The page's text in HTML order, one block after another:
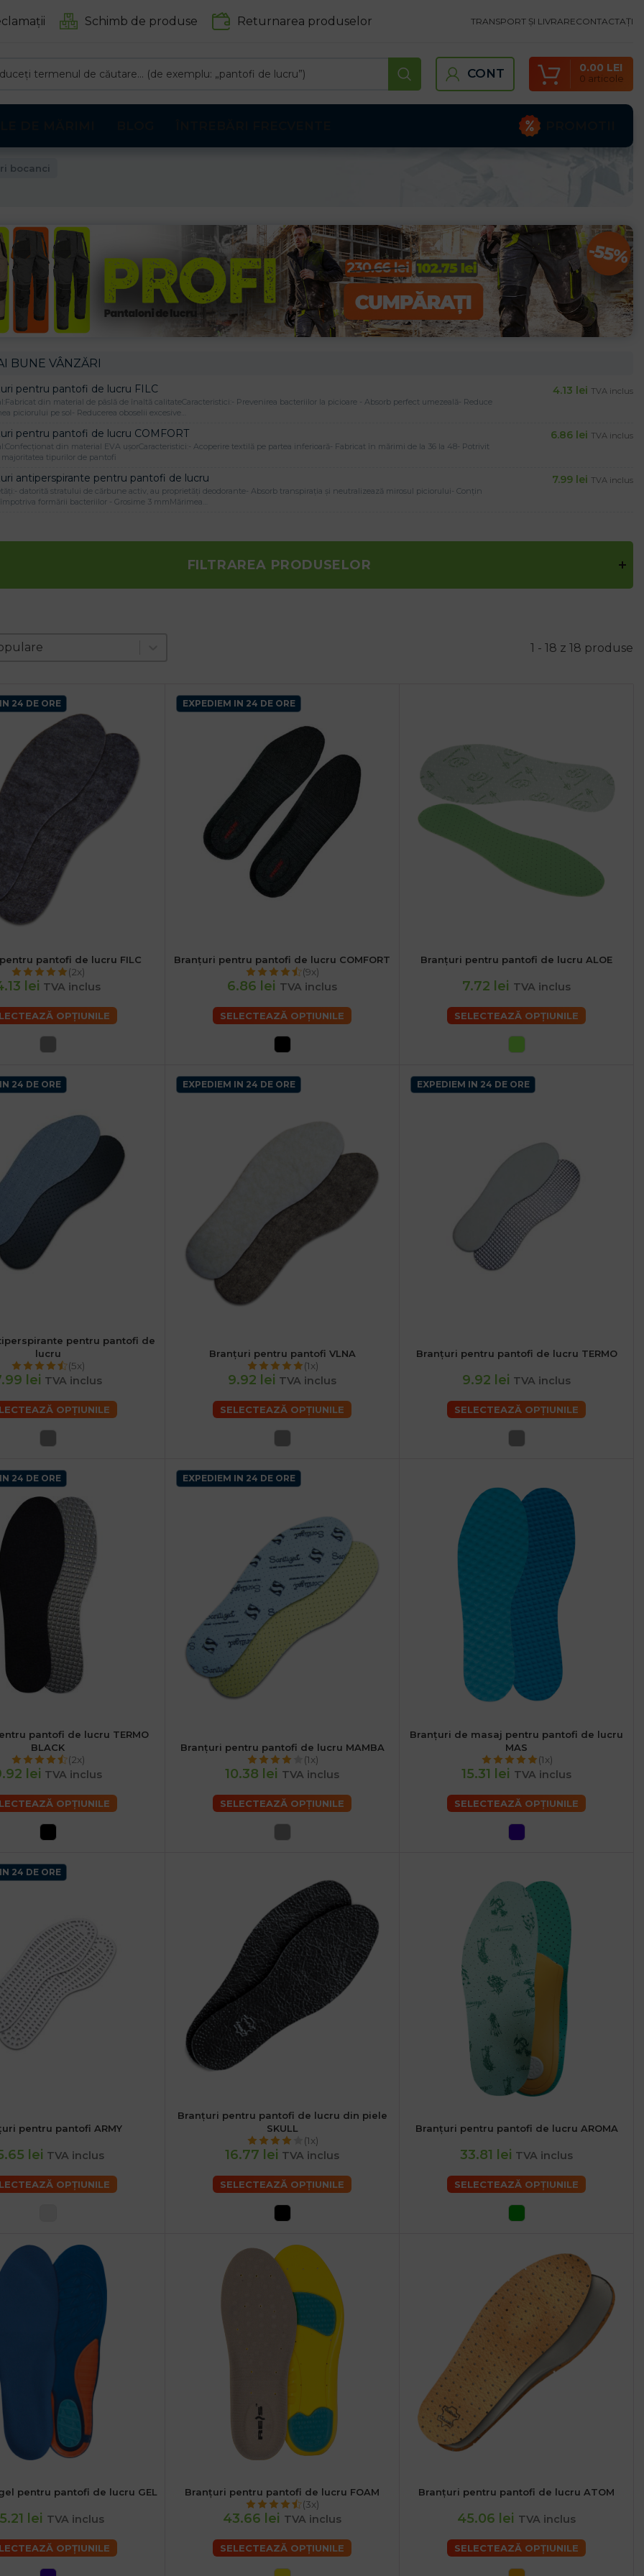
Schimb de produse Returnarea produselor TRANSPORT ȘI LIVRARECONTACTAȚI
CONT 0 articole
0.00 LEI
bocanci
BUNE VÂNZĂRI
pentru pantofi de lucru FILC
din material de pâslă de înaltă calitateCaracteristici:- Prevenirea bacteriilor la picioare - Absorb perfect umezeală- Reduce
piciorului pe sol- Reducerea oboselii excesive…
4.13 lei TVA inclus
pentru pantofi de lucru COMFORT
din material EVA ușorCaracteristici:- Acoperire textilă pe partea inferioară- Fabricat în mărimi de la 36 la 48- Potrivit
tipurilor de pantofi
6.86 lei TVA inclus
antiperspirante pentru pantofi de lucru
datorită stratului de cărbune activ, au proprietăți deodorante- Absorb transpirația și neutralizează mirosul piciorului- Conțin
formării bacteriilor - Grosime 3 mmMărimea…
7.99 lei TVA inclus
FILTRAREA PRODUSELOR
produktov 1 - 18 z 18 produse
24 DE ORE
38 40 42 44 46 48
pantofi de lucru FILC
(2x)
lei TVA inclus
OPȚIUNILE
EXPEDIEM IN 24 DE ORE
36 37 38 39 40 41 42 43 44
45
46
47 48
Branțuri pentru pantofi de lucru COMFORT
(9x)
6.86 lei TVA inclus
SELECTEAZĂ OPȚIUNILE
39
Branțuri pentru pantofi de lucru ALOE
7.72 lei TVA inclus
SELECTEAZĂ OPȚIUNILE
24 DE ORE
38 40 42 44 46 48
pentru pantofi de
lucru
(5x)
lei TVA inclus
OPȚIUNILE
EXPEDIEM IN 24 DE ORE
36 37 38 40 42 44 46 48
Branțuri pentru pantofi VLNA
(1x)
9.92 lei TVA inclus
SELECTEAZĂ OPȚIUNILE
EXPEDIEM IN 24 DE ORE
38
Branțuri pentru pantofi de lucru TERMO
9.92 lei TVA inclus
SELECTEAZĂ OPȚIUNILE
24 DE ORE
38 40 42 44 46 48
pantofi de lucru TERMO
BLACK
(2x)
lei TVA inclus
OPȚIUNILE
EXPEDIEM IN 24 DE ORE
36 38 40 42 44 46 48
Branțuri pentru pantofi de lucru MAMBA
(1x)
10.38 lei TVA inclus
SELECTEAZĂ OPȚIUNILE
36 38 40 42 44 46
Branțuri de masaj pentru pantofi de lucru
MAS
(1x)
15.31 lei TVA inclus
SELECTEAZĂ OPȚIUNILE
24 DE ORE
40 42 44 46 48
pentru pantofi ARMY
lei TVA inclus
OPȚIUNILE
36 38 40 42 44 46 48
Branțuri pentru pantofi de lucru din piele
SKULL
(1x)
16.77 lei TVA inclus
SELECTEAZĂ OPȚIUNILE
36 38 40 42 44 46 48
Branțuri pentru pantofi de lucru AROMA
33.81 lei TVA inclus
SELECTEAZĂ OPȚIUNILE
40 46
pentru pantofi de lucru GEL
lei TVA inclus
OPȚIUNILE
38 41 44
Branțuri pentru pantofi de lucru FOAM
(3x)
43.66 lei TVA inclus
SELECTEAZĂ OPȚIUNILE
36 38 40 42 44 46
Branțuri pentru pantofi de lucru ATOM
45.06 lei TVA inclus
SELECTEAZĂ OPȚIUNILE